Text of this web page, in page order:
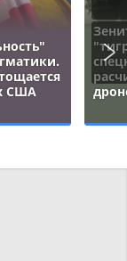
США